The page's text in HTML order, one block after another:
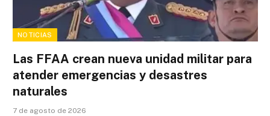
NOTICIAS
Las FFAA crean nueva unidad militar para
atender emergencias y desastres
naturales
7 de agosto de 2026